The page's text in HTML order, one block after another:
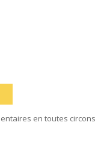
en toutes